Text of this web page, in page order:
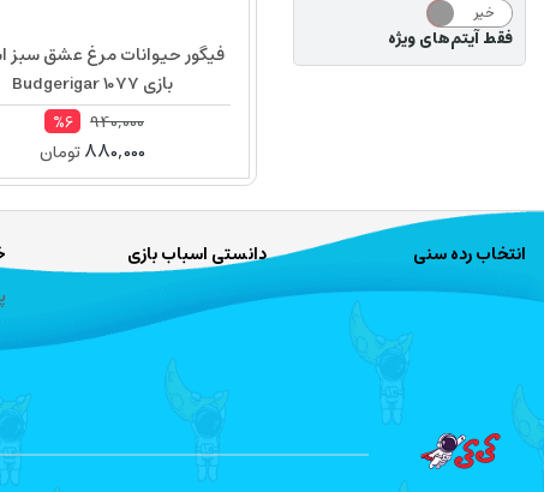
خیر
فقط آیتم‌های ویژه
فیگور حیوانات مرغ عشق سبز
بازی Budgerigar 1077
940,000
%6
880,000تومان
انتخاب رده سنی دانستی اسباب بازی